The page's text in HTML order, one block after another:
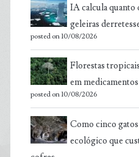
IA calcula quanto
geleiras
posted on 10/08/2026
Florestas
em
posted on 10/08/2026
Como cinco
ecológico que